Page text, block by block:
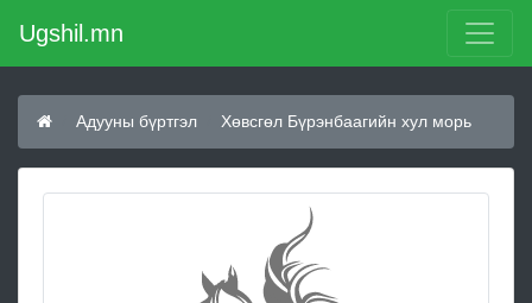
Ugshil.mn
Адууны бүртгэл Хөвсгөл Бүрэнбаагийн хул морь